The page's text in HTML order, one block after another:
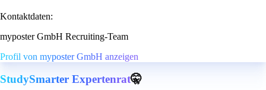
Kontaktdaten:
myposter GmbH Recruiting-Team
Profil von myposter GmbH anzeigen
StudySmarter Expertenrat🤫